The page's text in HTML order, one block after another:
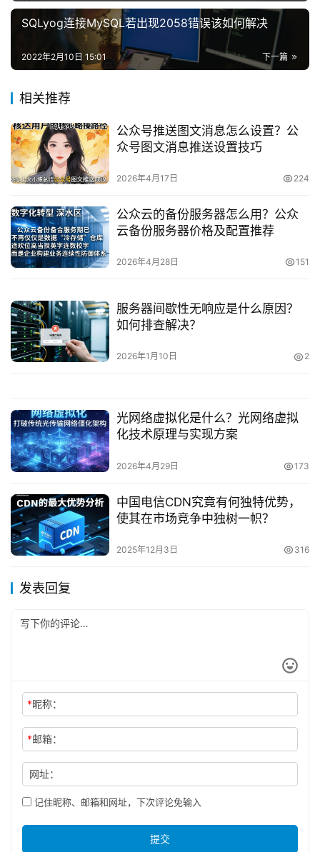
态
关
于
我
们
SQLyog连接MySQL若出现2058错误该如何解决
下一篇
2022年2月10日 15:01
相关推荐
公众号推送图文消息怎么设置？公
众号图文消息推送设置技巧
2026年4月17日 224
公众云的备份服务器怎么用？公众
云备份服务器价格及配置推荐
2026年4月28日 151
服务器间歇性无响应是什么原因？
如何排查解决？
2026年1月10日 2
光网络虚拟化是什么？光网络虚拟
化技术原理与实现方案
2026年4月29日 173
中国电信CDN究竟有何独特优势，
使其在市场竞争中独树一帜？
2025年12月3日 316
发表回复
*昵称：
*邮箱：
网址：
记住昵称、邮箱和网址，下次评论免输入
提交